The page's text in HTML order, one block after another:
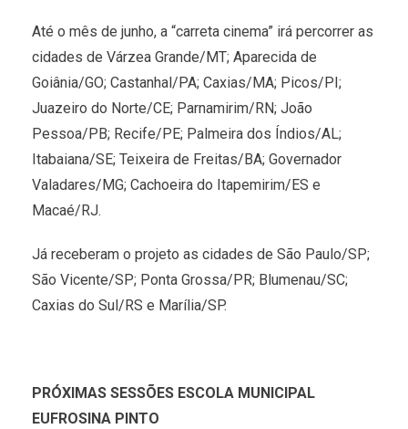
Até o mês de junho, a “carreta cinema” irá percorrer as
cidades de Várzea Grande/MT; Aparecida de
Goiânia/GO; Castanhal/PA; Caxias/MA; Picos/PI;
Juazeiro do Norte/CE; Parnamirim/RN; João
Pessoa/PB; Recife/PE; Palmeira dos Índios/AL;
Itabaiana/SE; Teixeira de Freitas/BA; Governador
Valadares/MG; Cachoeira do Itapemirim/ES e
Macaé/RJ.
Já receberam o projeto as cidades de São Paulo/SP;
São Vicente/SP; Ponta Grossa/PR; Blumenau/SC;
Caxias do Sul/RS e Marília/SP.
PRÓXIMAS SESSÕES ESCOLA MUNICIPAL
EUFROSINA PINTO